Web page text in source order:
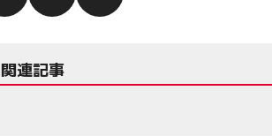
関連記事